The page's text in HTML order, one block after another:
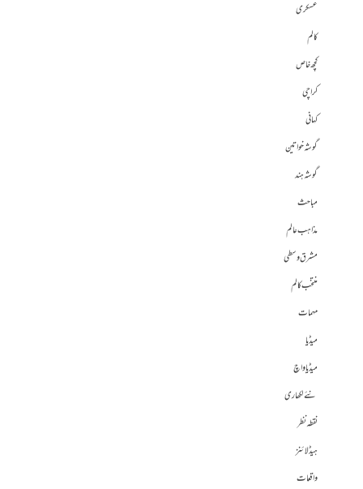
عسکری
کالم
کچھ خاص
کراچی
کہانی
گوشہ خواتین
گوشہ ہند
مباحث
مذاہب عالم
مشرق وسطی
منتخب کالم
مہمات
میڈیا
میڈیا واچ
نئے لکھاری
نقطہ نظر
ہیڈلائنز
واقعات